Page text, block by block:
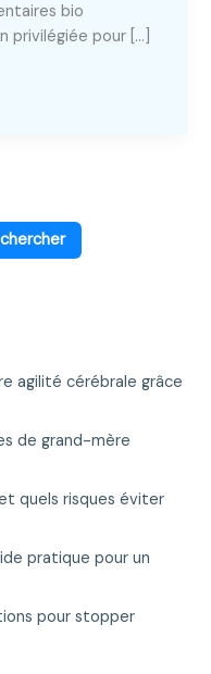
bio
privilégiée pour […]
agilité cérébrale grâce
de grand-mère
quels risques éviter
pratique pour un
pour stopper